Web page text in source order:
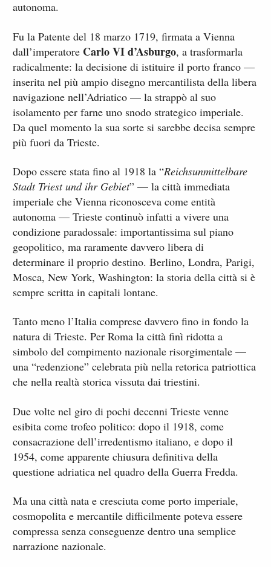
autonoma.
Fu la Patente del 18 marzo 1719, firmata a Vienna
dall’imperatore Carlo VI d’Asburgo, a trasformarla
radicalmente: la decisione di istituire il porto franco —
inserita nel più ampio disegno mercantilista della libera
navigazione nell’Adriatico — la strappò al suo
isolamento per farne uno snodo strategico imperiale.
Da quel momento la sua sorte si sarebbe decisa sempre
più fuori da Trieste.
Dopo essere stata fino al 1918 la “Reichsunmittelbare
Stadt Triest und ihr Gebiet” — la città immediata
imperiale che Vienna riconosceva come entità
autonoma — Trieste continuò infatti a vivere una
condizione paradossale: importantissima sul piano
geopolitico, ma raramente davvero libera di
determinare il proprio destino. Berlino, Londra, Parigi,
Mosca, New York, Washington: la storia della città si è
sempre scritta in capitali lontane.
Tanto meno l’Italia comprese davvero fino in fondo la
natura di Trieste. Per Roma la città finì ridotta a
simbolo del compimento nazionale risorgimentale —
una “redenzione” celebrata più nella retorica patriottica
che nella realtà storica vissuta dai triestini.
Due volte nel giro di pochi decenni Trieste venne
esibita come trofeo politico: dopo il 1918, come
consacrazione dell’irredentismo italiano, e dopo il
1954, come apparente chiusura definitiva della
questione adriatica nel quadro della Guerra Fredda.
Ma una città nata e cresciuta come porto imperiale,
cosmopolita e mercantile difficilmente poteva essere
compressa senza conseguenze dentro una semplice
narrazione nazionale.